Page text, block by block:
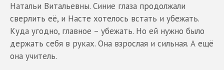
Натальи Витальевны. Синие глаза продолжали
сверлить её, и Насте хотелось встать и убежать.
Куда угодно, главное – убежать. Но ей нужно было
держать себя в руках. Она взрослая и сильная. А ещё
она учитель.